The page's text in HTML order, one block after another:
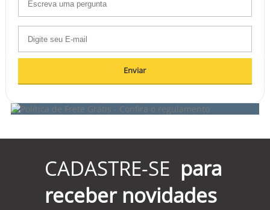
Enviar
CADASTRE-SE para
receber novidades